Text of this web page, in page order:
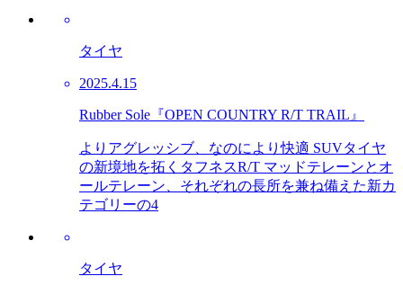
タイヤ
2025.4.15
Rubber Sole『OPEN COUNTRY R/T TRAIL』
よりアグレッシブ、なのにより快適 SUVタイヤ
の新境地を拓くタフネスR/T マッドテレーンとオ
ールテレーン、それぞれの長所を兼ね備えた新カ
テゴリーの4
タイヤ